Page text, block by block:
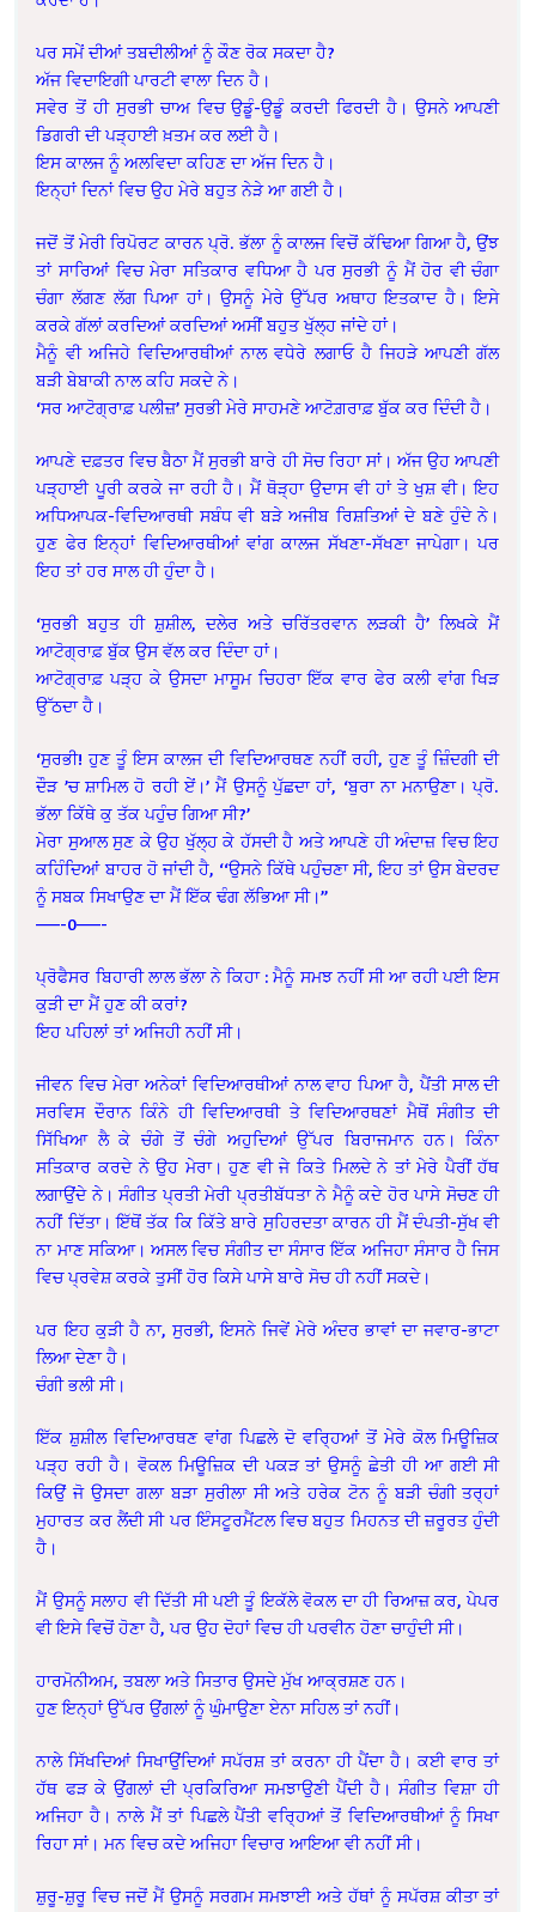
ਪਰ ਸਮੇਂ ਦੀਆਂ ਤਬਦੀਲੀਆਂ ਨੂੰ ਕੌਣ ਰੋਕ ਸਕਦਾ ਹੈ?
ਅੱਜ ਵਿਦਾਇਗੀ ਪਾਰਟੀ ਵਾਲਾ ਦਿਨ ਹੈ।
ਸਵੇਰ ਤੋਂ ਹੀ ਸੁਰਭੀ ਚਾਅ ਵਿਚ ਉਡੂੰ-ਉਡੂੰ ਕਰਦੀ ਫਿਰਦੀ ਹੈ। ਉਸਨੇ ਆਪਣੀ
ਡਿਗਰੀ ਦੀ ਪੜ੍ਹਾਈ ਖ਼ਤਮ ਕਰ ਲਈ ਹੈ।
ਇਸ ਕਾਲਜ ਨੂੰ ਅਲਵਿਦਾ ਕਹਿਣ ਦਾ ਅੱਜ ਦਿਨ ਹੈ।
ਇਨ੍ਹਾਂ ਦਿਨਾਂ ਵਿਚ ਉਹ ਮੇਰੇ ਬਹੁਤ ਨੇੜੇ ਆ ਗਈ ਹੈ।
ਜਦੋਂ ਤੋਂ ਮੇਰੀ ਰਿਪੋਰਟ ਕਾਰਨ ਪ੍ਰੋ. ਭੱਲਾ ਨੂੰ ਕਾਲਜ ਵਿਚੋਂ ਕੱਢਿਆ ਗਿਆ ਹੈ, ਉਂਝ
ਤਾਂ ਸਾਰਿਆਂ ਵਿਚ ਮੇਰਾ ਸਤਿਕਾਰ ਵਧਿਆ ਹੈ ਪਰ ਸੁਰਭੀ ਨੂੰ ਮੈਂ ਹੋਰ ਵੀ ਚੰਗਾ
ਚੰਗਾ ਲੱਗਣ ਲੱਗ ਪਿਆ ਹਾਂ। ਉਸਨੂੰ ਮੇਰੇ ਉੱਪਰ ਅਥਾਹ ਇਤਕਾਦ ਹੈ। ਇਸੇ
ਕਰਕੇ ਗੱਲਾਂ ਕਰਦਿਆਂ ਕਰਦਿਆਂ ਅਸੀਂ ਬਹੁਤ ਖੁੱਲ੍ਹ ਜਾਂਦੇ ਹਾਂ।
ਮੈਨੂੰ ਵੀ ਅਜਿਹੇ ਵਿਦਿਆਰਥੀਆਂ ਨਾਲ ਵਧੇਰੇ ਲਗਾਓ ਹੈ ਜਿਹੜੇ ਆਪਣੀ ਗੱਲ
ਬੜੀ ਬੇਬਾਕੀ ਨਾਲ ਕਹਿ ਸਕਦੇ ਨੇ।
‘ਸਰ ਆਟੋਗ੍ਰਾਫ਼ ਪਲੀਜ਼’ ਸੁਰਭੀ ਮੇਰੇ ਸਾਹਮਣੇ ਆਟੋਗ਼ਰਾਫ਼ ਬੁੱਕ ਕਰ ਦਿੰਦੀ ਹੈ।
ਆਪਣੇ ਦਫ਼ਤਰ ਵਿਚ ਬੈਠਾ ਮੈਂ ਸੁਰਭੀ ਬਾਰੇ ਹੀ ਸੋਚ ਰਿਹਾ ਸਾਂ। ਅੱਜ ਉਹ ਆਪਣੀ
ਪੜ੍ਹਾਈ ਪੂਰੀ ਕਰਕੇ ਜਾ ਰਹੀ ਹੈ। ਮੈਂ ਥੋੜ੍ਹਾ ਉਦਾਸ ਵੀ ਹਾਂ ਤੇ ਖੁਸ਼ ਵੀ। ਇਹ
ਅਧਿਆਪਕ-ਵਿਦਿਆਰਥੀ ਸਬੰਧ ਵੀ ਬੜੇ ਅਜੀਬ ਰਿਸ਼ਤਿਆਂ ਦੇ ਬਣੇ ਹੁੰਦੇ ਨੇ।
ਹੁਣ ਫੇਰ ਇਨ੍ਹਾਂ ਵਿਦਿਆਰਥੀਆਂ ਵਾਂਗ ਕਾਲਜ ਸੱਖਣਾ-ਸੱਖਣਾ ਜਾਪੇਗਾ। ਪਰ
ਇਹ ਤਾਂ ਹਰ ਸਾਲ ਹੀ ਹੁੰਦਾ ਹੈ।
‘ਸੁਰਭੀ ਬਹੁਤ ਹੀ ਸ਼ੁਸ਼ੀਲ, ਦਲੇਰ ਅਤੇ ਚਰਿੱਤਰਵਾਨ ਲੜਕੀ ਹੈ’ ਲਿਖਕੇ ਮੈਂ
ਆਟੋਗ੍ਰਾਫ਼ ਬੁੱਕ ਉਸ ਵੱਲ ਕਰ ਦਿੰਦਾ ਹਾਂ।
ਆਟੋਗ੍ਰਾਫ਼ ਪੜ੍ਹ ਕੇ ਉਸਦਾ ਮਾਸੂਮ ਚਿਹਰਾ ਇੱਕ ਵਾਰ ਫੇਰ ਕਲੀ ਵਾਂਗ ਖਿੜ
ਉੱਠਦਾ ਹੈ।
‘ਸੁਰਭੀ! ਹੁਣ ਤੂੰ ਇਸ ਕਾਲਜ ਦੀ ਵਿਦਿਆਰਥਣ ਨਹੀਂ ਰਹੀ, ਹੁਣ ਤੂੰ ਜ਼ਿੰਦਗੀ ਦੀ
ਦੌੜ ’ਚ ਸ਼ਾਮਿਲ ਹੋ ਰਹੀ ਏਂ।’ ਮੈਂ ਉਸਨੂੰ ਪੁੱਛਦਾ ਹਾਂ, ‘ਬੁਰਾ ਨਾ ਮਨਾਉਣਾ। ਪ੍ਰੋ.
ਭੱਲਾ ਕਿੱਥੇ ਕੁ ਤੱਕ ਪਹੁੰਚ ਗਿਆ ਸੀ?’
ਮੇਰਾ ਸੁਆਲ ਸੁਣ ਕੇ ਉਹ ਖੁੱਲ੍ਹ ਕੇ ਹੱਸਦੀ ਹੈ ਅਤੇ ਆਪਣੇ ਹੀ ਅੰਦਾਜ਼ ਵਿਚ ਇਹ
ਕਹਿੰਦਿਆਂ ਬਾਹਰ ਹੋ ਜਾਂਦੀ ਹੈ, ‘‘ਉਸਨੇ ਕਿੱਥੇ ਪਹੁੰਚਣਾ ਸੀ, ਇਹ ਤਾਂ ਉਸ ਬੇਦਰਦ
ਨੂੰ ਸਬਕ ਸਿਖਾਉਣ ਦਾ ਮੈਂ ਇੱਕ ਢੰਗ ਲੱਭਿਆ ਸੀ।’’
——-0——-
ਪ੍ਰੋਫੈਸਰ ਬਿਹਾਰੀ ਲਾਲ ਭੱਲਾ ਨੇ ਕਿਹਾ : ਮੈਨੂੰ ਸਮਝ ਨਹੀਂ ਸੀ ਆ ਰਹੀ ਪਈ ਇਸ
ਕੁੜੀ ਦਾ ਮੈਂ ਹੁਣ ਕੀ ਕਰਾਂ?
ਇਹ ਪਹਿਲਾਂ ਤਾਂ ਅਜਿਹੀ ਨਹੀਂ ਸੀ।
ਜੀਵਨ ਵਿਚ ਮੇਰਾ ਅਨੇਕਾਂ ਵਿਦਿਆਰਥੀਆਂ ਨਾਲ ਵਾਹ ਪਿਆ ਹੈ, ਪੈਂਤੀ ਸਾਲ ਦੀ
ਸਰਵਿਸ ਦੌਰਾਨ ਕਿੰਨੇ ਹੀ ਵਿਦਿਆਰਥੀ ਤੇ ਵਿਦਿਆਰਥਣਾਂ ਮੈਥੋਂ ਸੰਗੀਤ ਦੀ
ਸਿੱਖਿਆ ਲੈ ਕੇ ਚੰਗੇ ਤੋਂ ਚੰਗੇ ਅਹੁਦਿਆਂ ਉੱਪਰ ਬਿਰਾਜਮਾਨ ਹਨ। ਕਿੰਨਾ
ਸਤਿਕਾਰ ਕਰਦੇ ਨੇ ਉਹ ਮੇਰਾ। ਹੁਣ ਵੀ ਜੇ ਕਿਤੇ ਮਿਲਦੇ ਨੇ ਤਾਂ ਮੇਰੇ ਪੈਰੀਂ ਹੱਥ
ਲਗਾਉਂਦੇ ਨੇ। ਸੰਗੀਤ ਪ੍ਰਤੀ ਮੇਰੀ ਪ੍ਰਤੀਬੱਧਤਾ ਨੇ ਮੈਨੂੰ ਕਦੇ ਹੋਰ ਪਾਸੇ ਸੋਚਣ ਹੀ
ਨਹੀਂ ਦਿੱਤਾ। ਇੱਥੋਂ ਤੱਕ ਕਿ ਕਿੱਤੇ ਬਾਰੇ ਸੁਹਿਰਦਤਾ ਕਾਰਨ ਹੀ ਮੈਂ ਦੰਪਤੀ-ਸੁੱਖ ਵੀ
ਨਾ ਮਾਣ ਸਕਿਆ। ਅਸਲ ਵਿਚ ਸੰਗੀਤ ਦਾ ਸੰਸਾਰ ਇੱਕ ਅਜਿਹਾ ਸੰਸਾਰ ਹੈ ਜਿਸ
ਵਿਚ ਪ੍ਰਵੇਸ਼ ਕਰਕੇ ਤੁਸੀਂ ਹੋਰ ਕਿਸੇ ਪਾਸੇ ਬਾਰੇ ਸੋਚ ਹੀ ਨਹੀਂ ਸਕਦੇ।
ਪਰ ਇਹ ਕੁੜੀ ਹੈ ਨਾ, ਸੁਰਭੀ, ਇਸਨੇ ਜਿਵੇਂ ਮੇਰੇ ਅੰਦਰ ਭਾਵਾਂ ਦਾ ਜਵਾਰ-ਭਾਟਾ
ਲਿਆ ਦੇਣਾ ਹੈ।
ਚੰਗੀ ਭਲੀ ਸੀ।
ਇੱਕ ਸ਼ੁਸ਼ੀਲ ਵਿਦਿਆਰਥਣ ਵਾਂਗ ਪਿਛਲੇ ਦੋ ਵਰਿ੍ਹਆਂ ਤੋਂ ਮੇਰੇ ਕੋਲ ਮਿਊਜ਼ਿਕ
ਪੜ੍ਹ ਰਹੀ ਹੈ। ਵੋਕਲ ਮਿਊਜ਼ਿਕ ਦੀ ਪਕੜ ਤਾਂ ਉਸਨੂੰ ਛੇਤੀ ਹੀ ਆ ਗਈ ਸੀ
ਕਿਉਂ ਜੋ ਉਸਦਾ ਗਲਾ ਬੜਾ ਸੁਰੀਲਾ ਸੀ ਅਤੇ ਹਰੇਕ ਟੋਨ ਨੂੰ ਬੜੀ ਚੰਗੀ ਤਰ੍ਹਾਂ
ਮੁਹਾਰਤ ਕਰ ਲੈਂਦੀ ਸੀ ਪਰ ਇੰਸਟੂਰਮੈਂਟਲ ਵਿਚ ਬਹੁਤ ਮਿਹਨਤ ਦੀ ਜ਼ਰੂਰਤ ਹੁੰਦੀ
ਹੈ।
ਮੈਂ ਉਸਨੂੰ ਸਲਾਹ ਵੀ ਦਿੱਤੀ ਸੀ ਪਈ ਤੂੰ ਇਕੱਲੇ ਵੋਕਲ ਦਾ ਹੀ ਰਿਆਜ਼ ਕਰ, ਪੇਪਰ
ਵੀ ਇਸੇ ਵਿਚੋਂ ਹੋਣਾ ਹੈ, ਪਰ ਉਹ ਦੋਹਾਂ ਵਿਚ ਹੀ ਪਰਵੀਨ ਹੋਣਾ ਚਾਹੁੰਦੀ ਸੀ।
ਹਾਰਮੋਨੀਅਮ, ਤਬਲਾ ਅਤੇ ਸਿਤਾਰ ਉਸਦੇ ਮੁੱਖ ਆਕ੍ਰਸ਼ਣ ਹਨ।
ਹੁਣ ਇਨ੍ਹਾਂ ਉੱਪਰ ਉਂਗਲਾਂ ਨੂੰ ਘੁੰਮਾਉਣਾ ਏਨਾ ਸਹਿਲ ਤਾਂ ਨਹੀਂ।
ਨਾਲੇ ਸਿੱਖਦਿਆਂ ਸਿਖਾਉਂਦਿਆਂ ਸਪੱਰਸ਼ ਤਾਂ ਕਰਨਾ ਹੀ ਪੈਂਦਾ ਹੈ। ਕਈ ਵਾਰ ਤਾਂ
ਹੱਥ ਫੜ ਕੇ ਉਂਗਲਾਂ ਦੀ ਪ੍ਰਕਿਰਿਆ ਸਮਝਾਉਣੀ ਪੈਂਦੀ ਹੈ। ਸੰਗੀਤ ਵਿਸ਼ਾ ਹੀ
ਅਜਿਹਾ ਹੈ। ਨਾਲੇ ਮੈਂ ਤਾਂ ਪਿਛਲੇ ਪੈਂਤੀ ਵਰਿ੍ਹਆਂ ਤੋਂ ਵਿਦਿਆਰਥੀਆਂ ਨੂੰ ਸਿਖਾ
ਰਿਹਾ ਸਾਂ। ਮਨ ਵਿਚ ਕਦੇ ਅਜਿਹਾ ਵਿਚਾਰ ਆਇਆ ਵੀ ਨਹੀਂ ਸੀ।
ਸ਼ੁਰੂ-ਸ਼ੁਰੂ ਵਿਚ ਜਦੋਂ ਮੈਂ ਉਸਨੂੰ ਸਰਗਮ ਸਮਝਾਈ ਅਤੇ ਹੱਥਾਂ ਨੂੰ ਸਪੱਰਸ਼ ਕੀਤਾ ਤਾਂ